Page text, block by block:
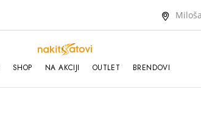
SHOP NA AKCIJI OUTLET BRENDOVI